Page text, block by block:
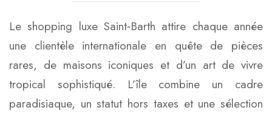
Le shopping luxe Saint‑Barth attire chaque année
une clientèle internationale en quête de pièces
rares, de maisons iconiques et d’un art de vivre
tropical sophistiqué. L’île combine un cadre
paradisiaque, un statut hors taxes et une sélection